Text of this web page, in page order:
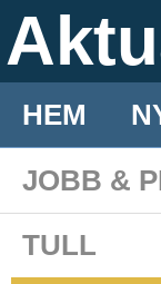
HEM
JOBB &
TULL